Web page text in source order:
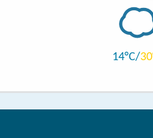
14 30